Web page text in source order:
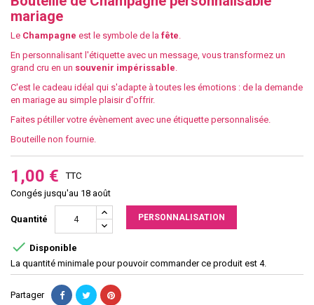
mariage
Le Champagne est le symbole de la fête
En personnalisant l'étiquette avec un message, vous transformez un
grand cru en un souvenir impérissable
C'est le cadeau idéal qui s'adapte à toutes les émotions : de la demande
en mariage au simple plaisir d'offrir.
Faites pétiller votre évènement avec une étiquette personnalisée.
Bouteille non fournie.
1,00 €
TTC
Congés jusqu'au 18 août
Quantité PERSONNALISATION
 Disponible
La quantité minimale pour pouvoir commander ce produit est 4.
Partager